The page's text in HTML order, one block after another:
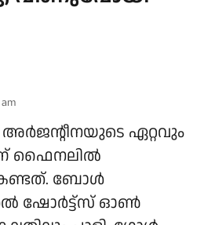
അർജന്റീനയുടെ ഏറ്റവും
ഫൈനലിൽ
ബോൾ
ഷോർട്ട്‌സ് ഓൺ